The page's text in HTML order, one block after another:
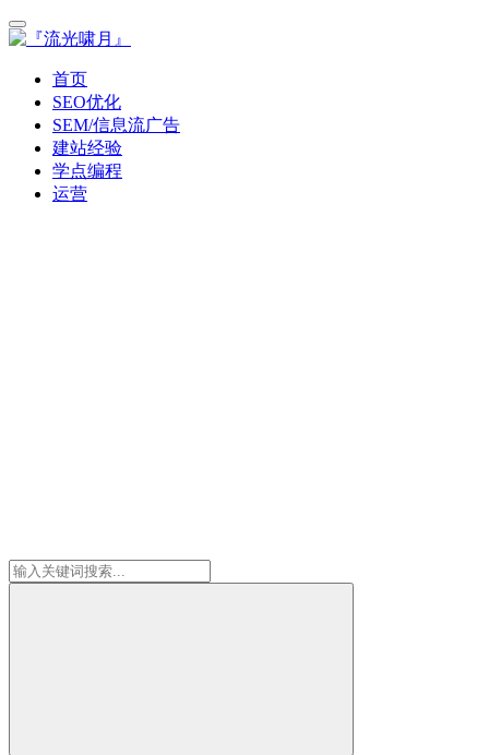
首页
SEO优化
SEM/信息流广告
建站经验
学点编程
运营